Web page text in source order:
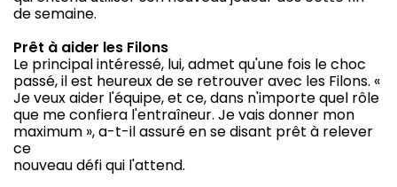
de semaine.
Prêt à aider les Filons
Le principal intéressé, lui, admet qu'une fois le choc
passé, il est heureux de se retrouver avec les Filons. «
Je veux aider l'équipe, et ce, dans n'importe quel rôle
que me confiera l'entraîneur. Je vais donner mon
maximum », a-t-il assuré en se disant prêt à relever
ce
nouveau défi qui l'attend.